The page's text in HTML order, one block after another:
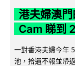
港夫婦澳
Cam 睇到
一對香港夫婦今年
池，拾遺不報並帶